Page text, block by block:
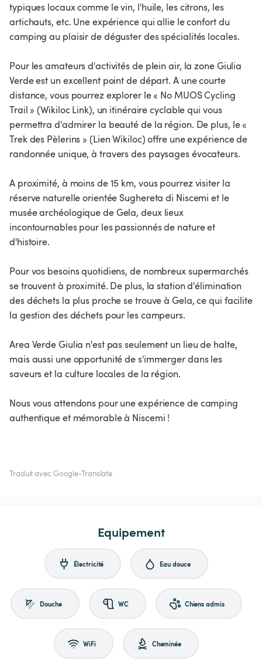
typiques locaux comme le vin, l'huile, les citrons, les
artichauts, etc. Une expérience qui allie le confort du
camping au plaisir de déguster des spécialités locales.
Pour les amateurs d'activités de plein air, la zone Giulia
Verde est un excellent point de départ. A une courte
distance, vous pourrez explorer le « No MUOS Cycling
Trail » (Wikiloc Link), un itinéraire cyclable qui vous
permettra d'admirer la beauté de la région. De plus, le «
Trek des Pèlerins » (Lien Wikiloc) offre une expérience de
randonnée unique, à travers des paysages évocateurs.
A proximité, à moins de 15 km, vous pourrez visiter la
réserve naturelle orientée Sughereta di Niscemi et le
musée archéologique de Gela, deux lieux
incontournables pour les passionnés de nature et
d'histoire.
Pour vos besoins quotidiens, de nombreux supermarchés
se trouvent à proximité. De plus, la station d'élimination
des déchets la plus proche se trouve à Gela, ce qui facilite
la gestion des déchets pour les campeurs.
Area Verde Giulia n'est pas seulement un lieu de halte,
mais aussi une opportunité de s'immerger dans les
saveurs et la culture locales de la région.
Nous vous attendons pour une expérience de camping
authentique et mémorable à Niscemi !
Traduit avec Google-Translate
Equipement
Électricité Eau douce
Douche WC Chiens admis
WiFi Cheminée